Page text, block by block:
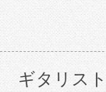
ギタリス